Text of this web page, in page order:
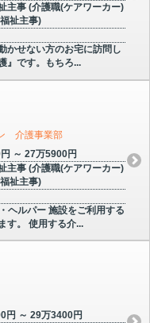
主事 (介護職(ケアワーカー)
祉主事)
かせない方のお宅に訪問し
』です。もちろ...
介護事業部
～ 27万5900円
主事 (介護職(ケアワーカー)
祉主事)
ルパー 施設をご利用する
す。 使用する介...
円 ～ 29万3400円